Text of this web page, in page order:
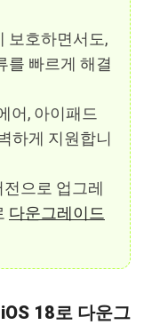
보호하면서도,
를 빠르게 해결
어, 아이패드
하게 지원합니
전으로 업그레
다운그레이드
18로 다운그